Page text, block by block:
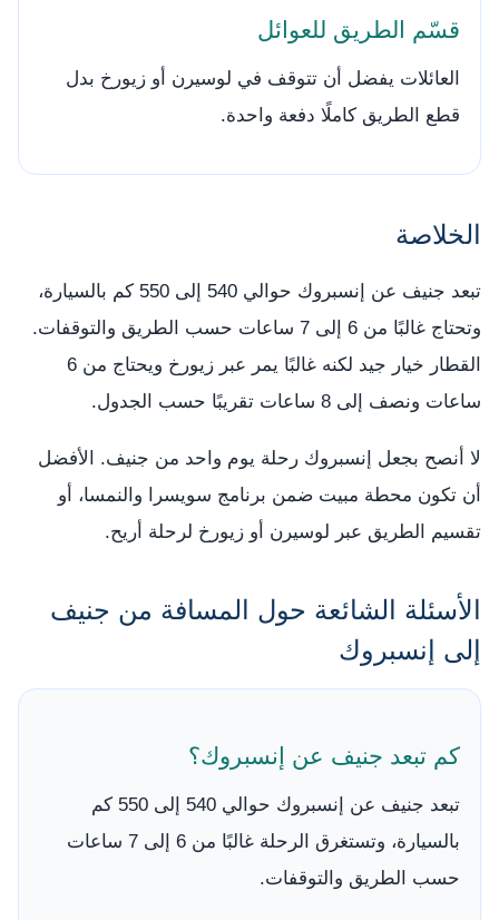
قسّم الطريق للعوائل
العائلات يفضل أن تتوقف في لوسيرن أو زيورخ بدل
قطع الطريق كاملًا دفعة واحدة.
الخلاصة
تبعد جنيف عن إنسبروك حوالي 540 إلى 550 كم بالسيارة،
وتحتاج غالبًا من 6 إلى 7 ساعات حسب الطريق والتوقفات.
القطار خيار جيد لكنه غالبًا يمر عبر زيورخ ويحتاج من 6
ساعات ونصف إلى 8 ساعات تقريبًا حسب الجدول.
لا أنصح بجعل إنسبروك رحلة يوم واحد من جنيف. الأفضل
أن تكون محطة مبيت ضمن برنامج سويسرا والنمسا، أو
تقسيم الطريق عبر لوسيرن أو زيورخ لرحلة أريح.
الأسئلة الشائعة حول المسافة من جنيف
إلى إنسبروك
كم تبعد جنيف عن إنسبروك؟
تبعد جنيف عن إنسبروك حوالي 540 إلى 550 كم
بالسيارة، وتستغرق الرحلة غالبًا من 6 إلى 7 ساعات
حسب الطريق والتوقفات.